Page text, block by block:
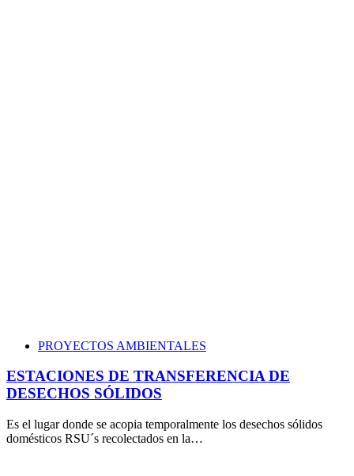
PROYECTOS AMBIENTALES
ESTACIONES DE TRANSFERENCIA DE
DESECHOS SÓLIDOS
Es el lugar donde se acopia temporalmente los desechos sólidos
domésticos RSU´s recolectados en la…